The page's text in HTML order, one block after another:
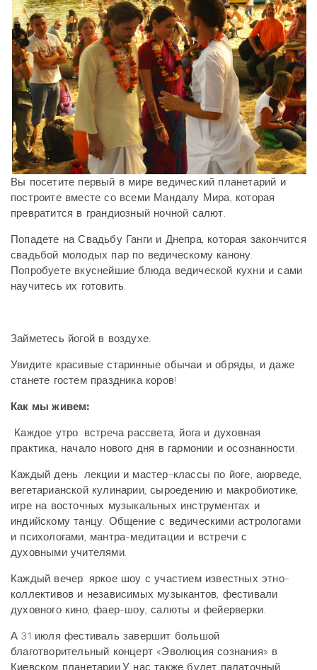
Вы посетите первый в мире ведический планетарий и
построите вместе со всеми Мандалу Мира, которая
превратится в грандиозный ночной салют.
Попадете на Свадьбу Ганги и Днепра, которая закончится
свадьбой молодых пар по ведическому канону.
Попробуете вкуснейшие блюда ведической кухни и сами
научитесь их готовить.
Займетесь йогой в воздухе.
Увидите красивые старинные обычаи и обряды, и даже
станете гостем праздника коров!
Как мы живем:
Каждое утро: встреча рассвета, йога и духовная
практика, начало нового дня в гармонии и осознанности.
Каждый день: лекции и мастер-классы по йоге, аюрведе,
вегетарианской кулинарии, сыроедению и макробиотике,
игре на восточных музыкальных инструментах и
индийскому танцу. Общение с ведическими астрологами
и психологами, мантра-медитации и встречи с
духовными учителями.
Каждый вечер: яркое шоу с участием известных этно-
коллективов и независимых музыкантов, фестивали
духовного кино, фаер-шоу, салюты и фейерверки.
А 31 июля фестиваль завершит большой
благотворительный концерт «Эволюция сознания» в
Киевском планетарии.У нас также будет палаточный